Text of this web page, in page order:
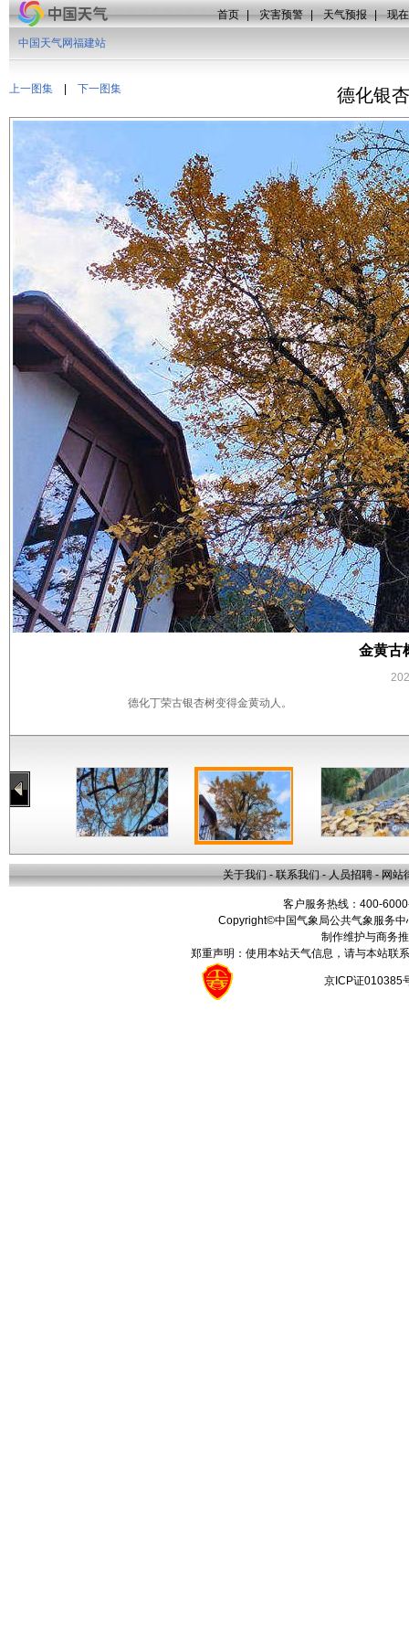
首页 | 灾害预警 | 天气预报 | 现
上一图集 下一图集
中国天气网福建站
德化银
金黄古
德化丁荣古银杏树变得金黄动人。
关于我们 - 联系我们 - 人员招聘 - 网站
客户服务热线：400-
Copyright©中国气象局公共气象服务
制作维护与商务
郑重声明：使用本站天气信息，请与本站联
京ICP证010385